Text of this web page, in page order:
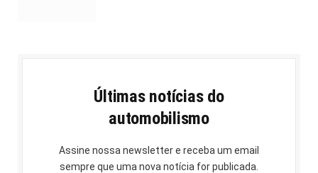
Últimas notícias do
automobilismo
Assine nossa newsletter e receba um email
sempre que uma nova notícia for publicada.